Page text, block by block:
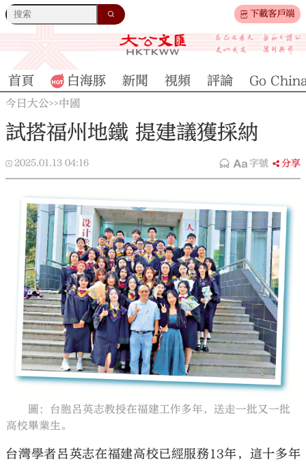
下載客戶端
首頁 白海豚 新聞 視頻 評論 Go
今日大公>>中國
試搭福州地鐵 提建議獲採納
2025.01.13 04:16 字號 分享
圖：台胞呂英志教授在福建工作多年，送走一批又一批
高校畢業生。
台灣學者呂英志在福建高校已經服務13年，這十多年